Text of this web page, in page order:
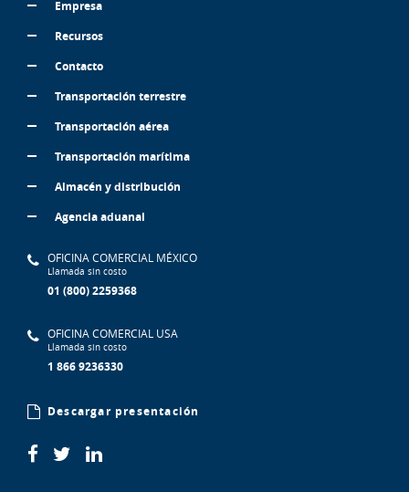
Empresa
Recursos
Contacto
Transportación terrestre
Transportación aérea
Transportación marítima
Almacén y distribución
Agencia aduanal
OFICINA COMERCIAL MÉXICO
Llamada sin costo
01 (800) 2259368
OFICINA COMERCIAL USA
Llamada sin costo
1 866 9236330
Descargar presentación